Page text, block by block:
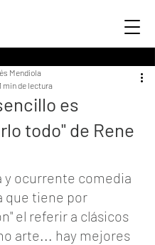
es
todo" de Rene
Mendiola
1 min de lectura
y ocurrente comedia
que tiene por
el referir a clásicos
arte... hay mejores